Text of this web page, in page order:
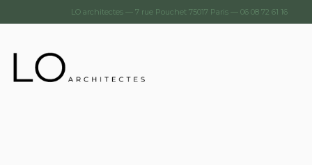
LO architectes — 7 rue Pouchet 75017 Paris — 06 08 72 61 16